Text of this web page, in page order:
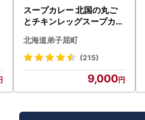
スープカレー 北国の丸ご
とチキンレッグスープカレ
北海道弟子屈町
(215)
9,000